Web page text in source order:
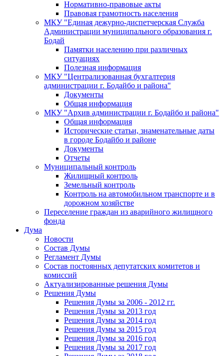
Нормативно-правовые акты
Правовая грамотность населения
МКУ "Единая дежурно-диспетчерская Служба
Администрации муниципального образования г.
Бодай
Памятки населению при различных
ситуациях
Полезная информация
МКУ "Централизованная бухгалтерия
администрации г. Бодайбо и района"
Документы
Общая информация
МКУ "Архив администрации г. Бодайбо и района"
Общая информация
Исторические статьи, знаменательные даты
в городе Бодайбо и районе
Документы
Отчеты
Муниципальный контроль
Жилищный контроль
Земельный контроль
Контроль на автомобильном транспорте и в
дорожном хозяйстве
Переселение граждан из аварийного жилищного
фонда
Дума
Новости
Состав Думы
Регламент Думы
Состав постоянных депутатских комитетов и
комиссий
Актуализированные решения Думы
Решения Думы
Решения Думы за 2006 - 2012 гг.
Решения Думы за 2013 год
Решения Думы за 2014 год
Решения Думы за 2015 год
Решения Думы за 2016 год
Решения Думы за 2017 год